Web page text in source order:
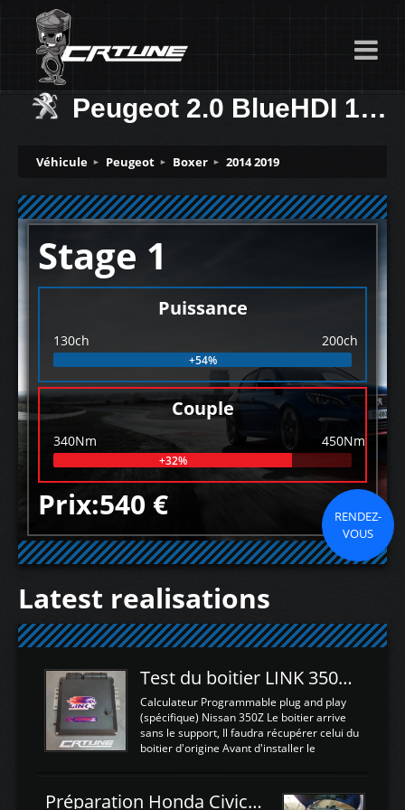
Peugeot 2.0 BlueHDI 130ch
Véhicule Peugeot Boxer 2014 2019
Stage 1
Puissance
130ch 200ch
+54%
Couple
340Nm 450Nm
+32%
Prix:540 €
RENDEZ-
VOUS
Latest realisations
Test du boitier LINK 350Z Plugin ECU
Calculateur Programmable plug and play
(spécifique) Nissan 350Z Le boitier arrive
sans le support, Il faudra récupérer celui du
boitier d'origine Avant d'installer le
d'envoyer l'information de la large bande
Préparation Honda Civic Type R FK2